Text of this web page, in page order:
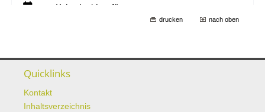
drucken nach oben
Quicklinks
Kontakt
Inhaltsverzeichnis